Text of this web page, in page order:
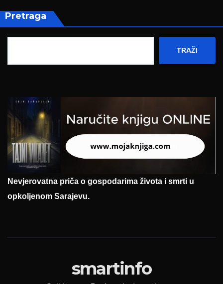
Pretraga
TRAŽI
Nevjerovatna priča o gospodarima života i smrti u
opkoljenom Sarajevu.
smartinfo